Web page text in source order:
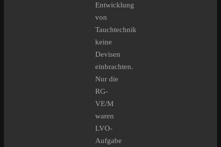
Entwicklung
von
Tauchtechnik
keine
Devisen
einbrachten.
Nur die
RG-
VE/M
waren
LVO-
Aufgabe